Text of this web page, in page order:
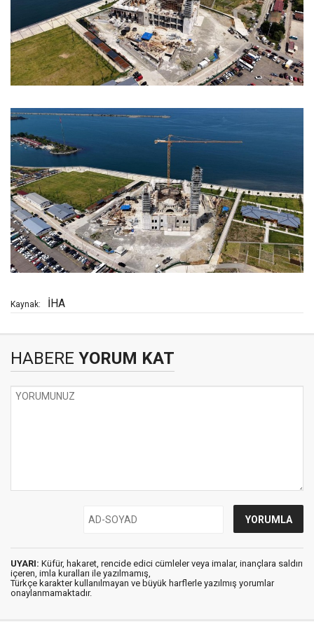
Kaynak: İHA
HABERE YORUM KAT
UYARI: Küfür, hakaret, rencide edici cümleler veya imalar, inançlara saldırı
içeren, imla kuralları ile yazılmamış,
Türkçe karakter kullanılmayan ve büyük harflerle yazılmış yorumlar
onaylanmamaktadır.